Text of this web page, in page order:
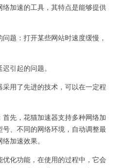
加速的工具，其特点是能够提供
题：打开某些网站时速度缓慢，
引起的问题。
用了先进的技术，可以在一定程
先，花猫加速器支持多种网络加
、不同的网络环境，自动调整最
加速效果。
化功能，在使用的过程中，它会